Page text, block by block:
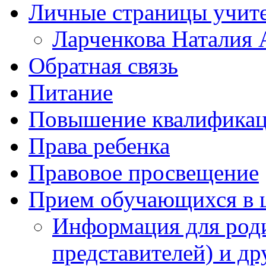
Личные страницы
Ларченкова Наталия
Обратная связь
Питание
Повышение
Права ребенка
Правовое просвещение
Прием обучающихся в
Информация для
представителей) и